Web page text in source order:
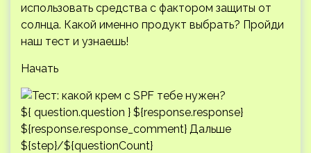
использовать средства с фактором защиты от
солнца. Какой именно продукт выбрать? Пройди
наш тест и узнаешь!
Начать
${ question.question } ${response.response}
${response.response_comment} Дальше
${step}/${questionCount}